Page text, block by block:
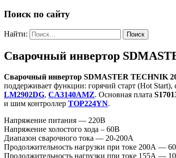
Поиск по сайту
Найти:
Сварочный инвертор
Сварочный инвертор SDMASTER TECHNIK
поддерживает функции: горячий старт (Hot
LM2902DG, CA3140AMZ. Основная плата
и шим контроллер TOP224YN.
Напряжение питания — 220В
Напряжение холостого хода – 60В
Диапазон сварочного тока — 20-200А
Продолжительность нагрузки при токе 200А —
Продолжительность нагрузки при токе 155А —